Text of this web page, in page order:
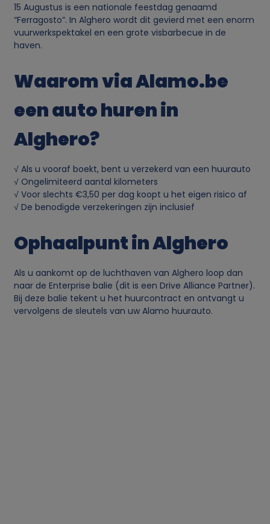
15 Augustus is een nationale feestdag genaamd
“Ferragosto”. In Alghero wordt dit gevierd met een enorm
vuurwerkspektakel en een grote visbarbecue in de
haven.
Waarom via Alamo.be
een auto huren in
Alghero?
√ Als u vooraf boekt, bent u verzekerd van een huurauto
√ Ongelimiteerd aantal kilometers
√ Voor slechts €3,50 per dag koopt u het eigen risico af
√ De benodigde verzekeringen zijn inclusief
Ophaalpunt in Alghero
Als u aankomt op de luchthaven van Alghero loop dan
naar de Enterprise balie (dit is een Drive Alliance Partner).
Bij deze balie tekent u het huurcontract en ontvangt u
vervolgens de sleutels van uw Alamo huurauto.